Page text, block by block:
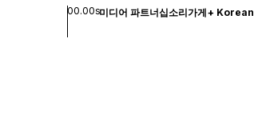
00.00s미디어 파트너십소리가게+ Korean